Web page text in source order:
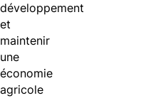
développement
et
maintenir
une
économie
agricole